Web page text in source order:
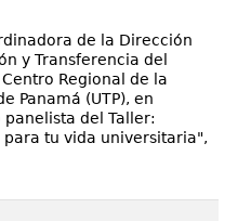
de la Dirección
y Transferencia del
Regional de la
Panamá (UTP), en
del Taller:
tu vida universitaria",